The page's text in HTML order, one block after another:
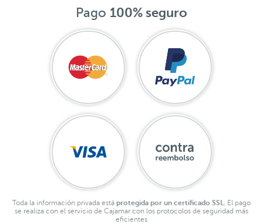
Pago 100% seguro
Toda la información privada está protegida por un certificado SSL. El pago
se realiza con el servicio de Cajamar con los protocolos de seguridad más
eficientes